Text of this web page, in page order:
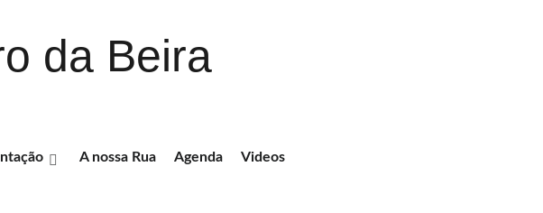
da Beira
A nossa Rua Agenda Videos